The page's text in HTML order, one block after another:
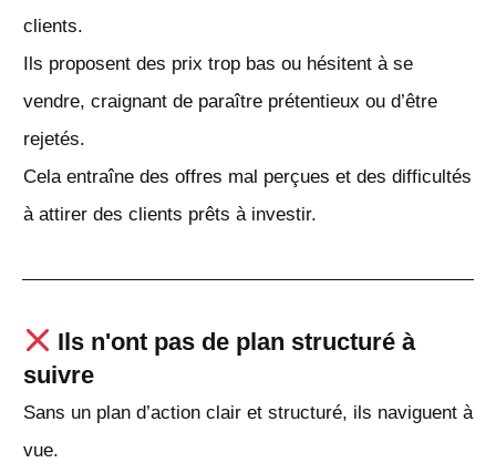
clients.
Ils proposent des prix trop bas ou hésitent à se
vendre, craignant de paraître prétentieux ou d’être
rejetés.
Cela entraîne des offres mal perçues et des difficultés
à attirer des clients prêts à investir.
Ils n'ont pas de plan structuré à
suivre
Sans un plan d’action clair et structuré, ils naviguent à
vue.